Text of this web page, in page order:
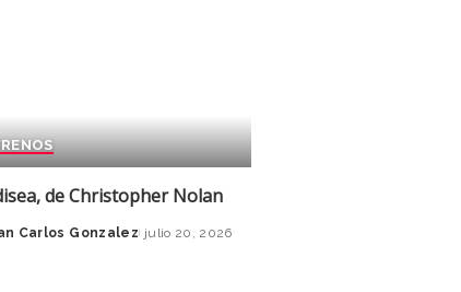
de Christopher Nolan
Carlos Gonzalez julio 20, 2026